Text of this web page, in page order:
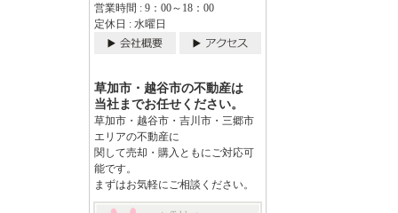
営業時間 : 9：00～18：00
定休日 : 水曜日
草加市・越谷市の不動産は
当社までお任せください。
草加市・越谷市・吉川市・三郷市
エリアの不動産に
関して売却・購入ともにご対応可
能です。
まずはお気軽にご相談ください。